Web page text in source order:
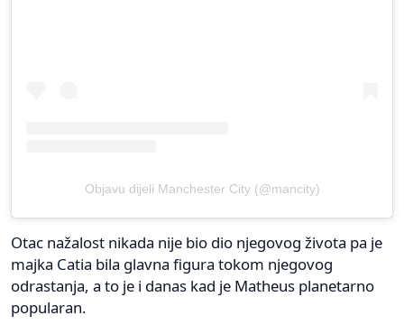
Objavu dijeli Manchester City (@mancity)
Otac nažalost nikada nije bio dio njegovog života pa je
majka Catia bila glavna figura tokom njegovog
odrastanja, a to je i danas kad je Matheus planetarno
popularan.